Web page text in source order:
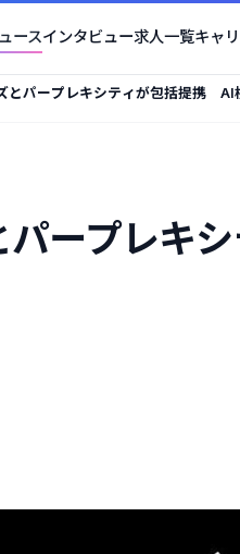
ースインタビュー求人一覧キャ
とパープレキシティが包括提携 AI
パープレキ